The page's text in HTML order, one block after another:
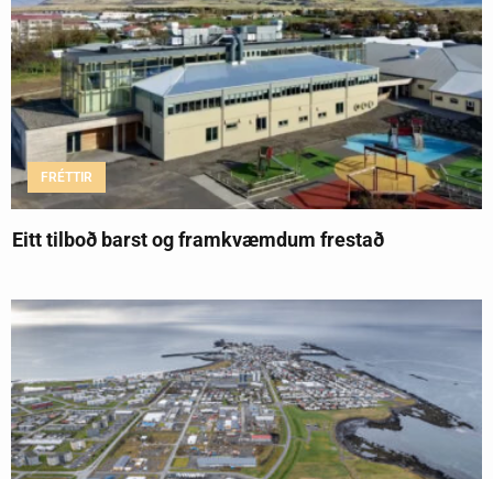
FRÉTTIR
Eitt tilboð barst og framkvæmdum frestað